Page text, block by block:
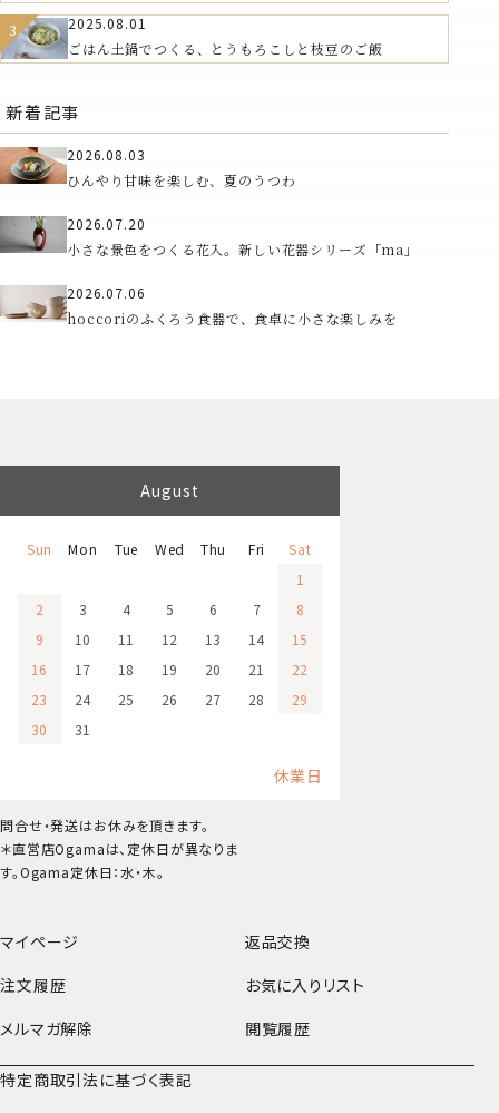
すめの器
2025.08.01
ごはん土鍋でつくる、とうもろこしと枝豆のご飯
新着記事
2026.08.03
ひんやり甘味を楽しむ、夏のうつわ
2026.07.20
小さな景色をつくる花入。新しい花器シリーズ「ma」
2026.07.06
hoccoriのふくろう食器で、食卓に小さな楽しみを
マイページ
返品交換
注文履歴
お気に入りリスト
メルマガ解除
閲覧履歴
特定商取引法に基づく表記
August
Sun Mon Tue Wed Thu Fri
Sat
1
2
3 4 5 6 7
8
9
10 11 12 13 14
15
16
17 18 19 20 21
22
23
24 25 26 27 28
29
30
31
休業日
問合せ・発送はお休みを頂きます。
＊直営店Ogamaは、定休日が異なりま
す。Ogama定休日：水・木。